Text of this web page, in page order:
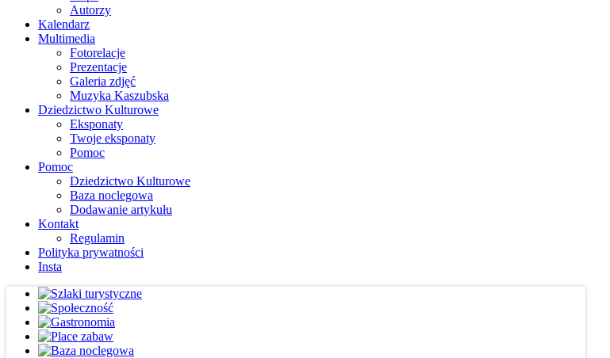
Autorzy
Kalendarz
Multimedia
Fotorelacje
Prezentacje
Galeria zdjęć
Muzyka Kaszubska
Dziedzictwo Kulturowe
Eksponaty
Twoje eksponaty
Pomoc
Pomoc
Dziedzictwo Kulturowe
Baza noclegowa
Dodawanie artykułu
Kontakt
Regulamin
Polityka prywatności
Insta